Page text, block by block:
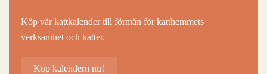
Köp vår kattkalender till förmån för katthemmets
verksamhet och katter.
Köp kalendern nu!